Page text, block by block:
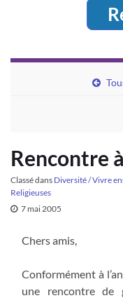
Rencontre
Classé dans Diversité / Vivre
Religieuses
7 mai 2005
Chers amis,
Conformément à
une rencontre de